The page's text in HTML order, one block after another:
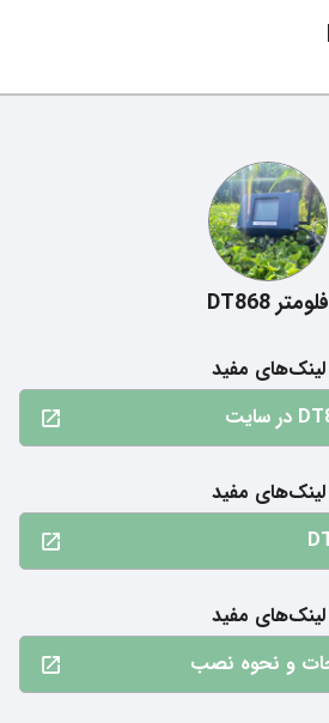
فلومتر DT868
لینک‌های مفید
لینک‌های مفید
لینک‌های مفید